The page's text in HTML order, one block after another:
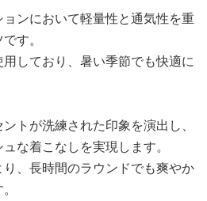
ンにおいて軽量性と通気性を重
す。
しており、暑い季節でも快適に
トが洗練された印象を演出し、
な着こなしを実現します。
、長時間のラウンドでも爽やか